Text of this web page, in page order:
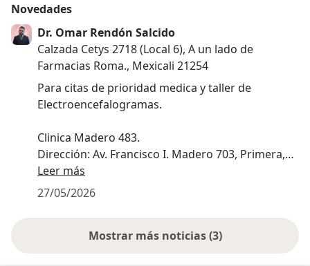
Novedades
Dr. Omar Rendón Salcido
Calzada Cetys 2718 (Local 6), A un lado de
Farmacias Roma., Mexicali 21254
Para citas de prioridad medica y taller de
Electroencefalogramas.
Clinica Madero 483.
Dirección: Av. Francisco I. Madero 703, Primera,
21100 Mexicali, B.C.
Leer más
27/05/2026
Mostrar más noticias (3)